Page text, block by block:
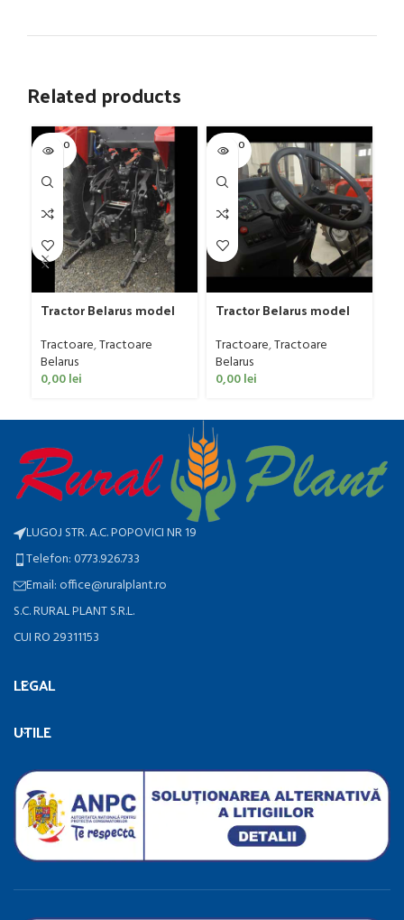
Related products
SOLD O
UT
Tractor Belarus model
Tractoare,Tractoare
Belarus
0,00lei
SOLD O
UT
Tractor Belarus model
Tractoare,Tractoare
Belarus
0,00lei
LUGOJ STR. A.C. POPOVICI NR 19
Telefon: 0773.926.733
Email: office@ruralplant.ro
S.C. RURAL PLANT S.R.L.
CUI RO 29311153
LEGAL
UTILE